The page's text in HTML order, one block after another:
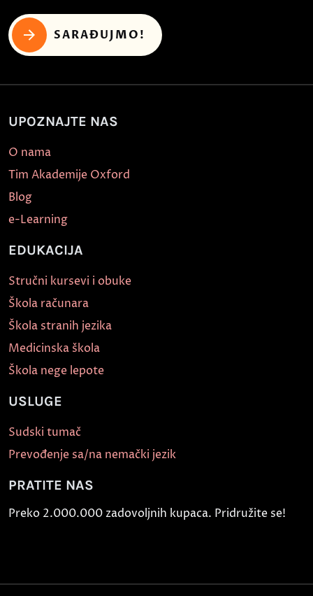
SARAĐUJMO!
UPOZNAJTE NAS
O nama
Tim Akademije Oxford
Blog
e-Learning
EDUKACIJA
Stručni kursevi i obuke
Škola računara
Škola stranih jezika
Medicinska škola
Škola nege lepote
USLUGE
Sudski tumač
Prevođenje sa/na nemački jezik
PRATITE NAS
Preko 2.000.000 zadovoljnih kupaca. Pridružite se!